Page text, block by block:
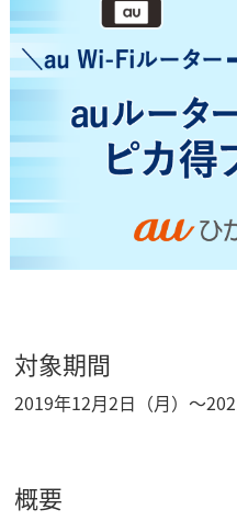
対象期間
2019年12月2日（月）～
概要